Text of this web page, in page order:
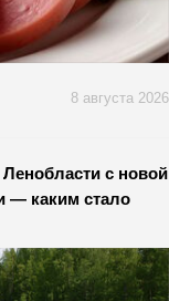
8 августа 2026
с новой
— каким стало